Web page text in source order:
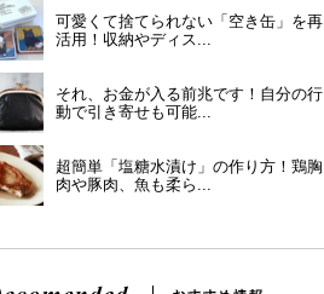
可愛くて捨てられない「空き缶」を再
活用！収納やディス...
それ、お金が入る前兆です！自分の行
動で引き寄せも可能...
超簡単「塩糖水漬け」の作り方！鶏胸
肉や豚肉、魚も柔ら...